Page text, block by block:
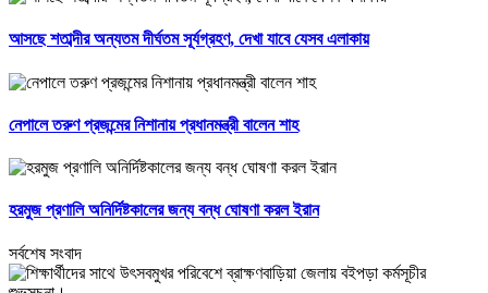
আসছে শতাব্দীর অন্যতম দীর্ঘতম সূর্যগ্রহণ, দেখা যাবে যেসব এলাকায়
নেপালে তরুণ প্রজন্মের নিশানায় প্রধানমন্ত্রী বালেন শাহ
হরমুজ প্রণালি অনির্দিষ্টকালের জন্য বন্ধ ঘোষণা করল ইরান
সর্বশেষ সংবাদ